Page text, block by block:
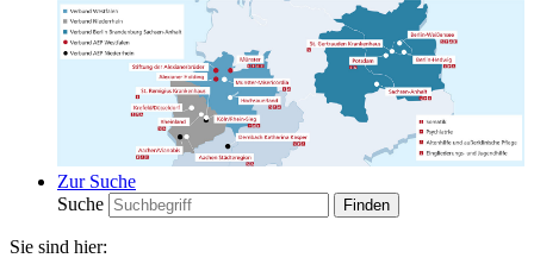
Zur Suche
Suche
Sie sind hier: